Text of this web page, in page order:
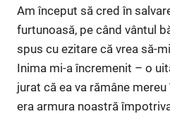
Am început să cred în
furtunoasă, pe când vântul
spus cu ezitare că vrea să-
Inima mi-a încremenit – o
jurat că ea va rămâne
era armura noastră